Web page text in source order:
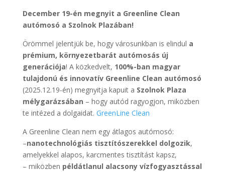
December 19-én megnyit a Greenline Clean
autómosó a Szolnok Plazában!
Örömmel jelentjük be, hogy városunkban is elindul a
prémium, környezetbarát autómosás új
generációja! A közkedvelt, 100%-ban magyar
tulajdonú és innovatív Greenline Clean autómosó
(2025.12.19-én) megnyitja kapuit a Szolnok Plaza
mélygarázsában – hogy autód ragyogjon, miközben
te intézed a dolgaidat. GreenLine Clean
A Greenline Clean nem egy átlagos autómosó:
–nanotechnológiás tisztítószerekkel dolgozik,
amelyekkel alapos, karcmentes tisztítást kapsz,
– miközben példátlanul alacsony vízfogyasztással